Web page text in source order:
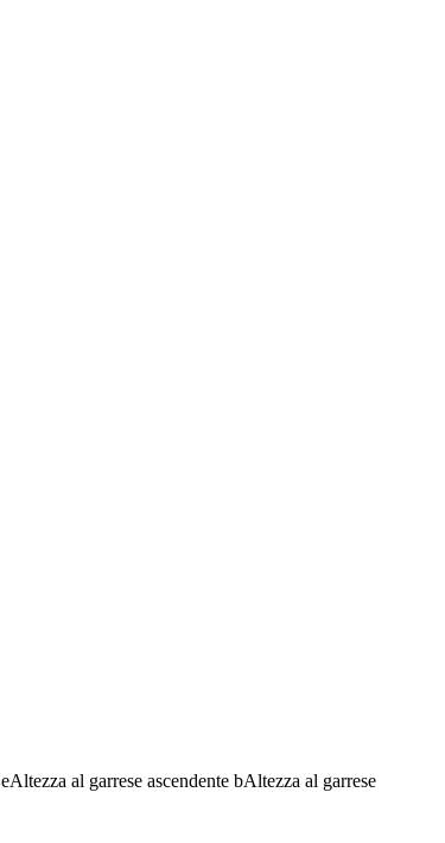
eAltezza al garrese ascendente bAltezza al garrese